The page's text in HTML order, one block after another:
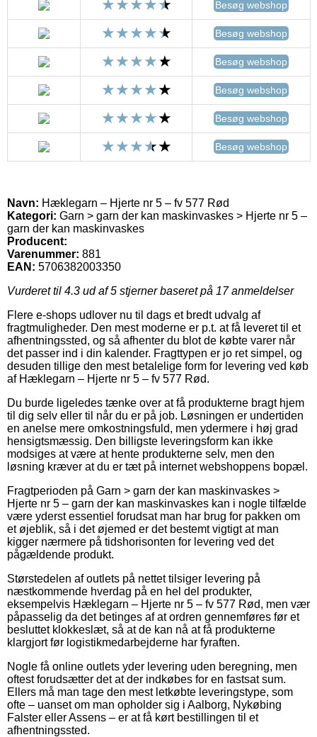
Besøg webshop
Besøg webshop
Besøg webshop
Besøg webshop
Besøg webshop
Besøg webshop
Navn: Hæklegarn – Hjerte nr 5 – fv 577 Rød
Kategori: Garn > garn der kan maskinvaskes > Hjerte nr 5 –
garn der kan maskinvaskes
Producent:
Varenummer: 881
EAN: 5706382003350
Vurderet til 4.3 ud af 5 stjerner baseret på 17anmeldelser
Flere e-shops udlover nu til dags et bredt udvalg af
fragtmuligheder. Den mest moderne er p.t. at få leveret til et
afhentningssted, og så afhenter du blot de købte varer når
det passer ind i din kalender. Fragttypen er jo ret simpel, og
desuden tillige den mest betalelige form for levering ved køb
af Hæklegarn – Hjerte nr 5 – fv 577 Rød.
Du burde ligeledes tænke over at få produkterne bragt hjem
til dig selv eller til når du er på job. Løsningen er undertiden
en anelse mere omkostningsfuld, men ydermere i høj grad
hensigtsmæssig. Den billigste leveringsform kan ikke
modsiges at være at hente produkterne selv, men den
løsning kræver at du er tæt på internet webshoppens bopæl.
Fragtperioden på Garn > garn der kan maskinvaskes >
Hjerte nr 5 – garn der kan maskinvaskes kan i nogle tilfælde
være yderst essentiel forudsat man har brug for pakken om
et øjeblik, så i det øjemed er det bestemt vigtigt at man
kigger nærmere på tidshorisonten for levering ved det
pågældende produkt.
Størstedelen af outlets på nettet tilsiger levering på
næstkommende hverdag på en hel del produkter,
eksempelvis Hæklegarn – Hjerte nr 5 – fv 577 Rød, men vær
påpasselig da det betinges af at ordren gennemføres før et
besluttet klokkeslæt, så at de kan nå at få produkterne
klargjort før logistikmedarbejderne har fyraften.
Nogle få online outlets yder levering uden beregning, men
oftest forudsætter det at der indkøbes for en fastsat sum.
Ellers må man tage den mest letkøbte leveringstype, som
ofte – uanset om man opholder sig i Aalborg, Nykøbing
Falster eller Assens – er at få kørt bestillingen til et
afhentningssted.